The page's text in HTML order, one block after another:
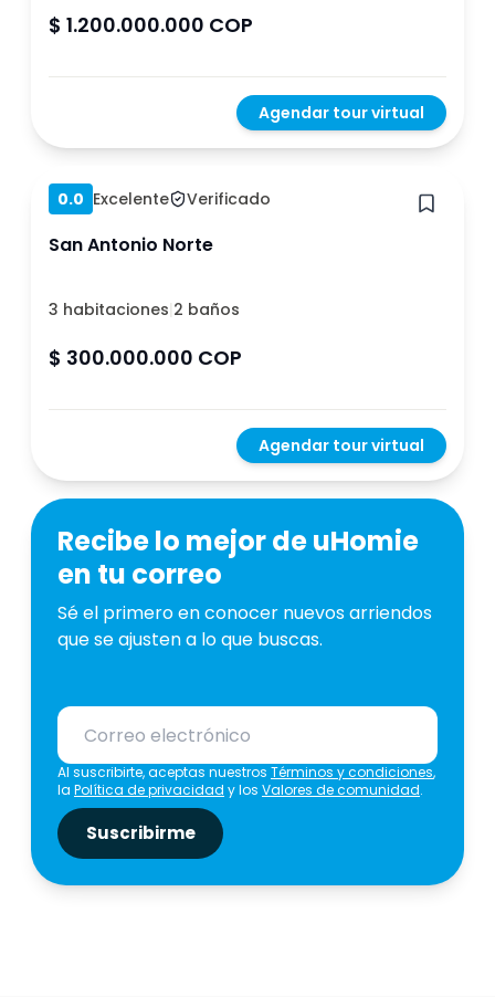
$ 1.200.000.000 COP
Agendar tour virtual
Hace 1 año
0.0 Excelente Verificado
San Antonio Norte
3 habitaciones|2 baños
$ 300.000.000 COP
Agendar tour virtual
Recibe lo mejor de uHomie
en tu correo
Sé el primero en conocer nuevos arriendos
que se ajusten a lo que buscas.
Al suscribirte, aceptas nuestros Términos y condiciones,
la Política de privacidad y los Valores de comunidad.
Suscribirme